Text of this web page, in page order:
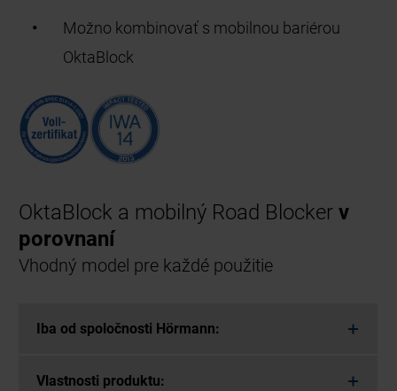
Možno kombinovať s mobilnou bariérou
OktaBlock
OktaBlock a mobilný Road Blockerv
porovnaní
Vhodný model pre každé použitie
Iba od spoločnosti Hörmann:
Vlastnosti produktu: